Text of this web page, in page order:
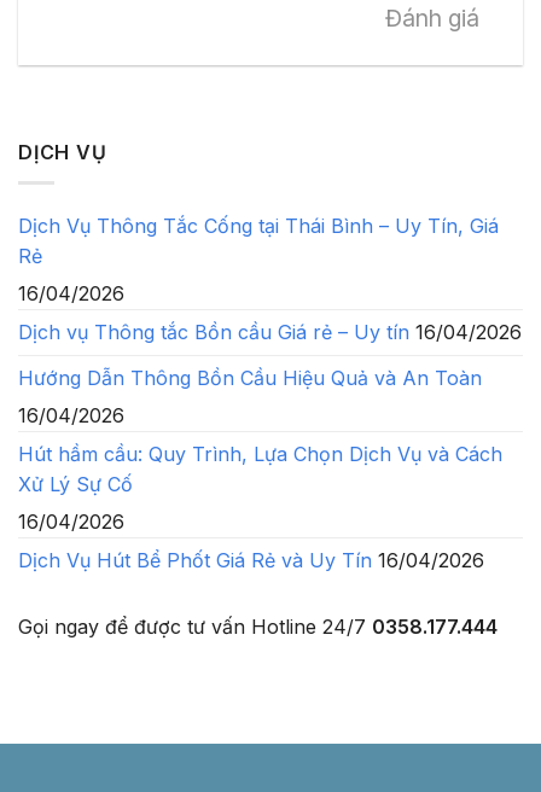
Đánh giá
DỊCH VỤ
Dịch Vụ Thông Tắc Cống tại Thái Bình – Uy Tín, Giá
Rẻ
16/04/2026
Dịch vụ Thông tắc Bồn cầu Giá rẻ – Uy tín 16/04/2026
Hướng Dẫn Thông Bồn Cầu Hiệu Quả và An Toàn
16/04/2026
Hút hầm cầu: Quy Trình, Lựa Chọn Dịch Vụ và Cách
Xử Lý Sự Cố
16/04/2026
Dịch Vụ Hút Bể Phốt Giá Rẻ và Uy Tín 16/04/2026
Gọi ngay để được tư vấn Hotline 24/7 0358.177.444